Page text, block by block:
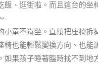
飯、逛街啦。而且這台的坐
小童不肯坐。直接把座椅拆
椅也能輕鬆變換方向、也能
如果孩子睡著臨時找不到地